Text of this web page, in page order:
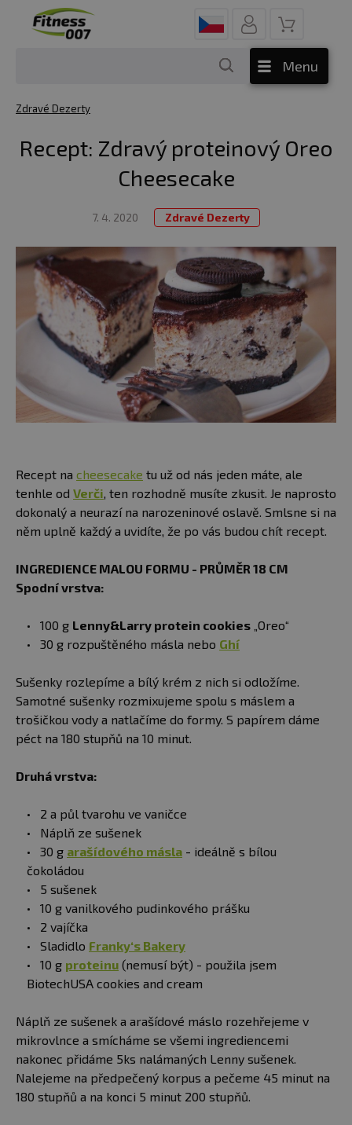
Menu
Zdravé Dezerty
Recept: Zdravý proteinový Oreo
Cheesecake
7. 4. 2020 Zdravé Dezerty
Recept na cheesecake tu už od nás jeden máte, ale
tenhle od Verči , ten rozhodně musíte zkusit. Je naprosto
dokonalý a neurazí na narozeninové oslavě. Smlsne si na
něm uplně každý a uvidíte, že po vás budou chít recept.
INGREDIENCE MALOU FORMU - PRŮMĚR 18 CM
Spodní vrstva:
100 g Lenny&Larry protein cookies „Oreo“
30 g rozpuštěného másla nebo Ghí
Sušenky rozlepíme a bílý krém z nich si odložíme.
Samotné sušenky rozmixujeme spolu s máslem a
trošičkou vody a natlačíme do formy. S papírem dáme
péct na 180 stupňů na 10 minut.
Druhá vrstva:
2 a půl tvarohu ve vaničce
Náplň ze sušenek
30 g arašídového másla - ideálně s bílou
čokoládou
5 sušenek
10 g vanilkového pudinkového prášku
2 vajíčka
Sladidlo Franky‘s Bakery
10 g proteinu (nemusí být) - použila jsem
BiotechUSA cookies and cream
Náplň ze sušenek a arašídové máslo rozehřejeme v
mikrovlnce a smícháme se všemi ingrediencemi
nakonec přidáme 5ks nalámaných Lenny sušenek.
Nalejeme na předpečený korpus a pečeme 45 minut na
180 stupňů a na konci 5 minut 200 stupňů.